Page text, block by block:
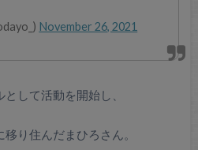
November 26, 2021
して活動を開始し、
り住んだまひろさん。